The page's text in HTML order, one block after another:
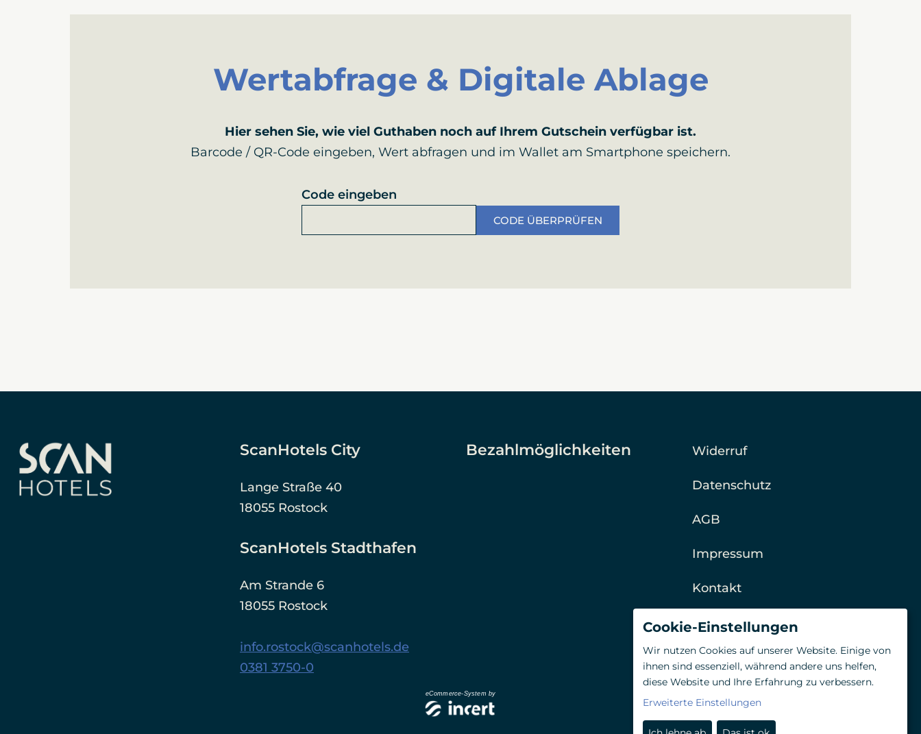
Wertabfrage & Digitale Ablage
Hier sehen Sie, wie viel Guthaben noch auf Ihrem Gutschein verfügbar ist.
Barcode / QR-Code eingeben, Wert abfragen und im Wallet am Smartphone speichern.
Code eingeben
CODE ÜBERPRÜFEN
ScanHotels City
Lange Straße 40
18055 Rostock
ScanHotels Stadthafen
Am Strande 6
18055 Rostock
info.rostock@scanhotels.de
0381 3750-0
Bezahlmöglichkeiten Widerruf
Datenschutz
AGB
Impressum
Kontakt
Barrierefreiheitserklärung
eCommerce-System by
Cookie-Einstellungen
Wir nutzen Cookies auf unserer Website. Einige von
ihnen sind essenziell, während andere uns helfen,
diese Website und Ihre Erfahrung zu verbessern.
Erweiterte Einstellungen